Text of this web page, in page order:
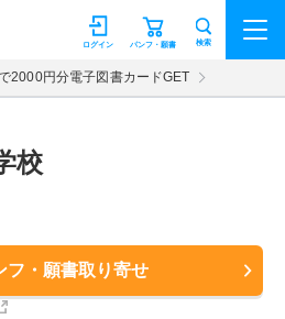
パンフ・願書
ログイン 検索
2000円分電子図書カードGET
校
フ・願書取り寄せ